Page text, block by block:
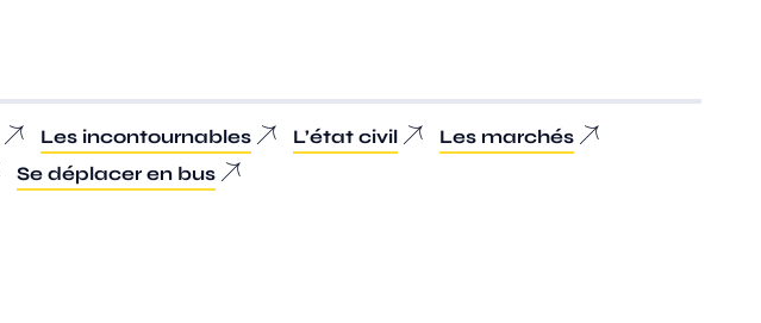
Les incontournables L’état civil
Les marchés
Se déplacer en bus